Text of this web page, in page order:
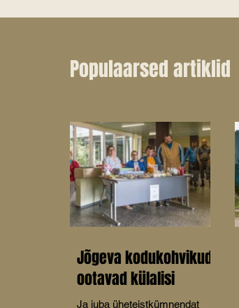
Populaarsed artiklid
Jõgeva kodukohvikud
ootavad külalisi
Ja juba üheteistkümnendat